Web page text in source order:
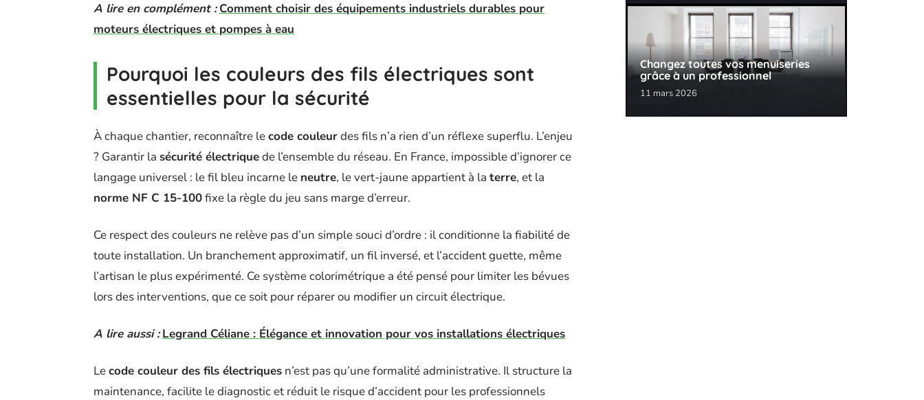
A lire en complément : Comment choisir des équipements industriels durables pour
moteurs électriques et pompes à eau
Pourquoi les couleurs des fils électriques sont
essentielles pour la sécurité
À chaque chantier, reconnaître lecode couleurdes fils n’a rien d’un réflexe superflu. L’enjeu
? Garantir la sécurité électriquede l’ensemble du réseau. En France, impossible d’ignorer ce
langage universel : le fil bleu incarne le neutre, le vert-jaune appartient à la terre, et la
norme NF C 15-100fixe la règle du jeu sans marge d’erreur.
Ce respect des couleurs ne relève pas d’un simple souci d’ordre : il conditionne la fiabilité de
toute installation. Un branchement approximatif, un fil inversé, et l’accident guette, même
l’artisan le plus expérimenté. Ce système colorimétrique a été pensé pour limiter les bévues
lors des interventions, que ce soit pour réparer ou modifier un circuit électrique.
A lire aussi : Legrand Céliane : Élégance et innovation pour vos installations électriques
Lecode couleur des fils électriques n’est pas qu’une formalité administrative. Il structure la
maintenance, facilite le diagnostic et réduit le risque d’accident pour les professionnels
Changez toutes vos menuiseries
grâce à un professionnel
11 mars 2026